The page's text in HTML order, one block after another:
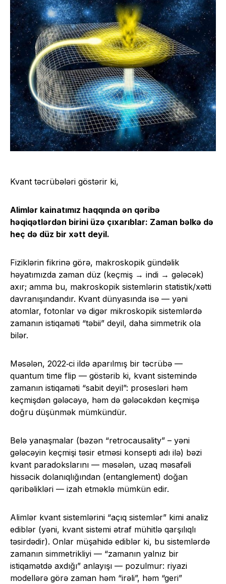
Kvant təcrübələri göstərir ki,
Alimlər kainatımız haqqında ən qəribə
həqiqətlərdən birini üzə çıxarıblar: Zaman bəlkə də
heç də düz bir xətt deyil.
Fiziklərin fikrinə görə, makroskopik gündəlik
həyatımızda zaman düz (keçmiş → indi → gələcək)
axır; amma bu, makroskopik sistemlərin statistik/xətti
davranışındandır. Kvant dünyasında isə — yəni
atomlar, fotonlar və digər mikroskopik sistemlərdə
zamanın istiqaməti “təbii” deyil, daha simmetrik ola
bilər.
Məsələn, 2022‑ci ildə aparılmış bir təcrübə —
quantum time flip — göstərib ki, kvant sistemində
zamanın istiqaməti “sabit deyil”: prosesləri həm
keçmişdən gələcəyə, həm də gələcəkdən keçmişə
doğru düşünmək mümkündür.
Belə yanaşmalar (bəzən “retrocausality” – yəni
gələcəyin keçmişi təsir etməsi konsepti adı ilə) bəzi
kvant paradokslarını — məsələn, uzaq məsafəli
hissəcik dolanıqlığından (entanglement) doğan
qəribəlikləri — izah etməklə mümkün edir.
Alimlər kvant sistemlərini “açıq sistemlər” kimi analiz
ediblər (yəni, kvant sistemi ətraf mühitlə qarşılıqlı
təsirdədir). Onlar müşahidə ediblər ki, bu sistemlərdə
zamanın simmetrikliyi — “zamanın yalnız bir
istiqamətdə axdığı” anlayışı — pozulmur: riyazi
modellərə görə zaman həm “irəli”, həm “geri”